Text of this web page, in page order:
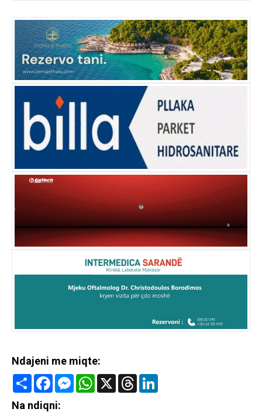
Ndajeni me miqte:
Share FacebookMessenger
WhatsApp
X Threads
Na ndiqni: